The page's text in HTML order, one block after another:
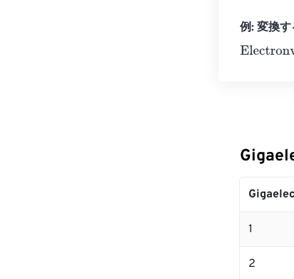
例: 変換
1
2